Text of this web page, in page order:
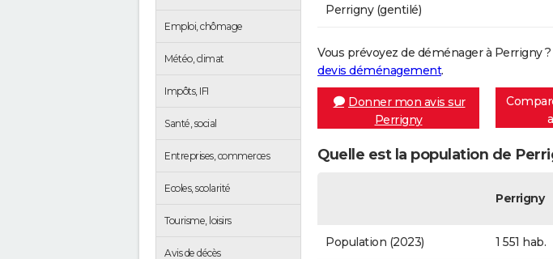
Emploi, chômage
Météo, climat
Impôts, IFI
Santé, social
Entreprises, commerces
Ecoles, scolarité
Tourisme, loisirs
Avis de décès
Perrigny (gentilé)
Vous prévoyez de déménager à Perrigny
devis déménagement.
Donner mon avis sur
Perrigny
Quelle est la population de
Perrigny
Population (2023) 1 551 hab.